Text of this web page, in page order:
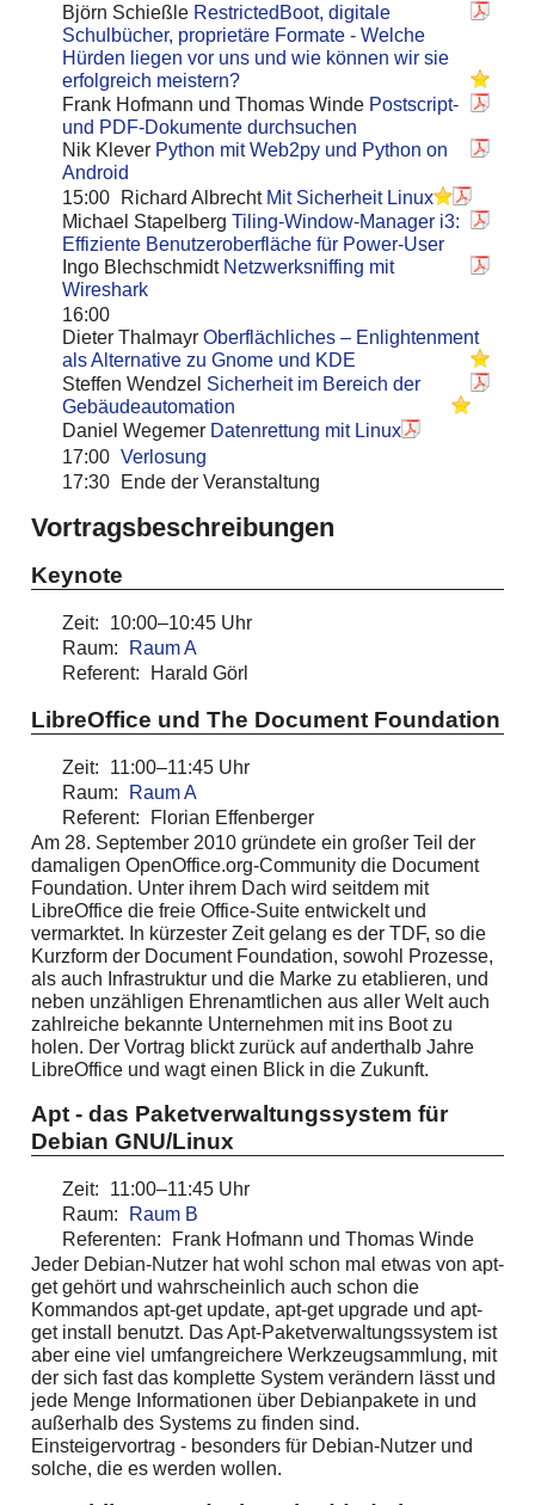
Björn Schießle RestrictedBoot, digitale
Schulbücher, proprietäre Formate - Welche
Hürden liegen vor uns und wie können wir sie
erfolgreich meistern?
Frank Hofmann und Thomas Winde Postscript-
und PDF-Dokumente durchsuchen
Nik Klever Python mit Web2py und Python on
Android
15:00
Richard Albrecht Mit Sicherheit Linux
Michael Stapelberg Tiling-Window-Manager i3:
Effiziente Benutzeroberfläche für Power-User
Ingo Blechschmidt Netzwerksniffing mit
Wireshark
16:00
Dieter Thalmayr Oberflächliches – Enlightenment
als Alternative zu Gnome und KDE
Steffen Wendzel Sicherheit im Bereich der
Gebäudeautomation
Daniel Wegemer Datenrettung mit Linux
17:00 Verlosung
17:30
Ende der Veranstaltung
Vortragsbeschreibungen
Keynote
Zeit:
10:00–10:45 Uhr
Raum:
Raum A
Referent:
Harald Görl
LibreOffice und The Document Foundation
Zeit:
11:00–11:45 Uhr
Raum:
Raum A
Referent:
Florian Effenberger
Am 28. September 2010 gründete ein großer Teil der
damaligen OpenOffice.org-Community die Document
Foundation. Unter ihrem Dach wird seitdem mit
LibreOffice die freie Office-Suite entwickelt und
vermarktet. In kürzester Zeit gelang es der TDF, so die
Kurzform der Document Foundation, sowohl Prozesse,
als auch Infrastruktur und die Marke zu etablieren, und
neben unzähligen Ehrenamtlichen aus aller Welt auch
zahlreiche bekannte Unternehmen mit ins Boot zu
holen. Der Vortrag blickt zurück auf anderthalb Jahre
LibreOffice und wagt einen Blick in die Zukunft.
Apt - das Paketverwaltungssystem für
Debian GNU/Linux
Zeit:
11:00–11:45 Uhr
Raum:
Raum B
Referenten:
Frank Hofmann und Thomas Winde
Jeder Debian-Nutzer hat wohl schon mal etwas von apt-
get gehört und wahrscheinlich auch schon die
Kommandos apt-get update, apt-get upgrade und apt-
get install benutzt. Das Apt-Paketverwaltungssystem ist
aber eine viel umfangreichere Werkzeugsammlung, mit
der sich fast das komplette System verändern lässt und
jede Menge Informationen über Debianpakete in und
außerhalb des Systems zu finden sind.
Einsteigervortrag - besonders für Debian-Nutzer und
solche, die es werden wollen.